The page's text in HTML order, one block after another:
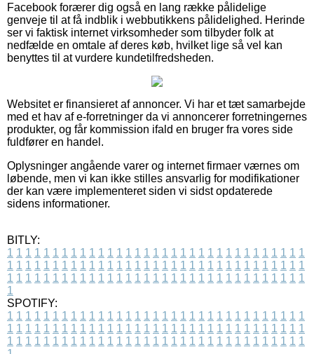
Facebook forærer dig også en lang række pålidelige
genveje til at få indblik i webbutikkens pålidelighed. Herinde
ser vi faktisk internet virksomheder som tilbyder folk at
nedfælde en omtale af deres køb, hvilket lige så vel kan
benyttes til at vurdere kundetilfredsheden.
Websitet er finansieret af annoncer. Vi har et tæt samarbejde
med et hav af e-forretninger da vi annoncerer forretningernes
produkter, og får kommission ifald en bruger fra vores side
fuldfører en handel.
Oplysninger angående varer og internet firmaer værnes om
løbende, men vi kan ikke stilles ansvarlig for modifikationer
der kan være implementeret siden vi sidst opdaterede
sidens informationer.
BITLY:
1 1 1 1 1 1 1 1 1 1 1 1 1 1 1 1 1 1 1 1 1 1 1 1 1 1 1 1 1 1 1 1 1
1 1 1 1 1 1 1 1 1 1 1 1 1 1 1 1 1 1 1 1 1 1 1 1 1 1 1 1 1 1 1 1 1
1 1 1 1 1 1 1 1 1 1 1 1 1 1 1 1 1 1 1 1 1 1 1 1 1 1 1 1 1 1 1 1 1
1
SPOTIFY:
1 1 1 1 1 1 1 1 1 1 1 1 1 1 1 1 1 1 1 1 1 1 1 1 1 1 1 1 1 1 1 1 1
1 1 1 1 1 1 1 1 1 1 1 1 1 1 1 1 1 1 1 1 1 1 1 1 1 1 1 1 1 1 1 1 1
1 1 1 1 1 1 1 1 1 1 1 1 1 1 1 1 1 1 1 1 1 1 1 1 1 1 1 1 1 1 1 1 1